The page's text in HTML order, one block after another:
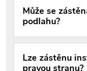
Může se
podlahu?
Lze zástěnu
pravou stranu?